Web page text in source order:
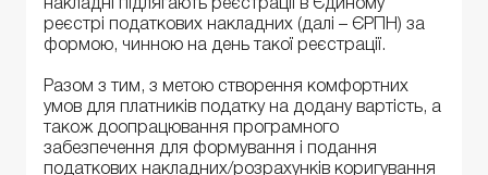
накладні підлягають реєстрації в Єдиному
реєстрі податкових накладних (далі – ЄРПН) за
формою, чинною на день такої реєстрації.
Разом з тим, з метою створення комфортних
умов для платників податку на додану вартість, а
також доопрацювання програмного
забезпечення для формування і подання
податкових накладних/розрахунків коригування